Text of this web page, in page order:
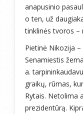
anapusinio
o ten, už
tinklinės tvoros –
Pietinė Nikozija –
Senamiestis
a.
graikų, rūmas,
Rytais. Netolima
prezidentūrą.